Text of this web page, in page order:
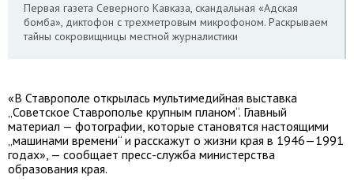
Первая газета Северного Кавказа, скандальная «Адская
бомба», диктофон с трехметровым микрофоном. Раскрываем
тайны сокровищницы местной журналистики
«В Ставрополе открылась мультимедийная выставка
„Советское Ставрополье крупным планом“. Главный
материал — фотографии, которые становятся настоящими
„машинами времени“ и расскажут о жизни края в 1946—1991
годах», — сообщает пресс-служба министерства
образования края.